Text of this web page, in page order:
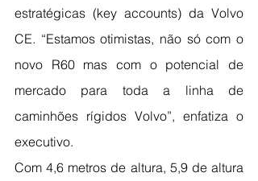
estratégicas (key accounts) da Volvo
CE. “Estamos otimistas, não só com o
novo R60 mas com o potencial de
mercado para toda a linha de
caminhões rígidos Volvo”, enfatiza o
executivo.
Com 4,6 metros de altura, 5,9 de altura